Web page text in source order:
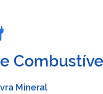
Mineral